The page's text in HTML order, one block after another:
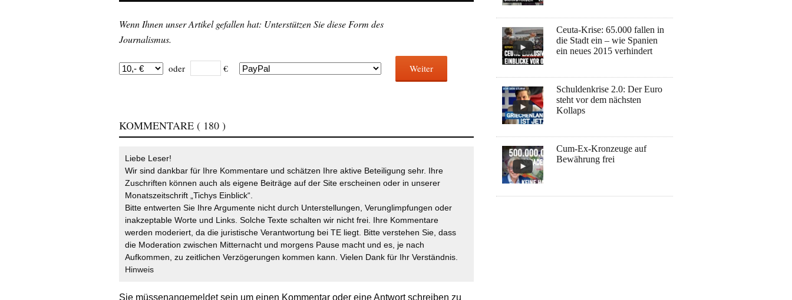
Wenn Ihnen unser Artikel gefallen hat: Unterstützen Sie diese Form des
Journalismus.
oder € Weiter
KOMMENTARE ( 180 )
Liebe Leser!
Wir sind dankbar für Ihre Kommentare und schätzen Ihre aktive Beteiligung sehr. Ihre
Zuschriften können auch als eigene Beiträge auf der Site erscheinen oder in unserer
Monatszeitschrift „Tichys Einblick“.
Bitte entwerten Sie Ihre Argumente nicht durch Unterstellungen, Verunglimpfungen oder
inakzeptable Worte und Links. Solche Texte schalten wir nicht frei. Ihre Kommentare
werden moderiert, da die juristische Verantwortung bei TE liegt. Bitte verstehen Sie, dass
die Moderation zwischen Mitternacht und morgens Pause macht und es, je nach
Aufkommen, zu zeitlichen Verzögerungen kommen kann. Vielen Dank für Ihr Verständnis.
Hinweis
Sie müssenangemeldetsein um einen Kommentar oder eine Antwort schreiben zu
Ceuta-Krise: 65.000 fallen in
die Stadt ein – wie Spanien
ein neues 2015 verhindert
Schuldenkrise 2.0: Der Euro
steht vor dem nächsten
Kollaps
Cum-Ex-Kronzeuge auf
Bewährung frei